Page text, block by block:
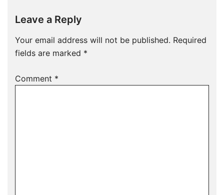
Leave a Reply
Your email address will not be published. Required
fields are marked *
Comment *